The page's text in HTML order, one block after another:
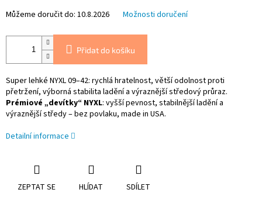
Můžeme doručit do: 10.8.2026 Možnosti doručení
Přidat do košíku
Super lehké NYXL 09–42: rychlá hratelnost, větší odolnost proti
přetržení, výborná stabilita ladění a výraznější středový průraz.
Prémiové „devítky“ NYXL: vyšší pevnost, stabilnější ladění a
výraznější středy – bez povlaku, made in USA.
Detailní informace
ZEPTAT SE HLÍDAT SDÍLET